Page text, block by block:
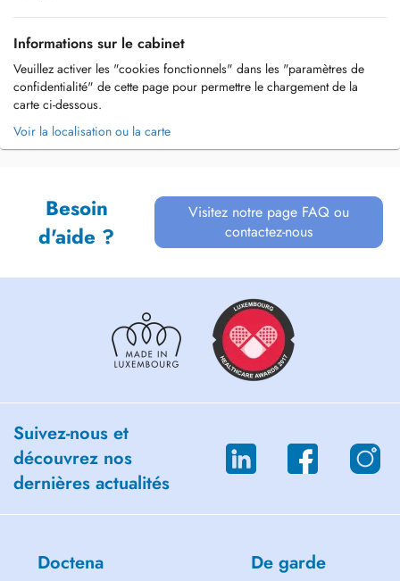
Informations sur le cabinet
Veuillez activer les "cookies fonctionnels" dans les "paramètres de
confidentialité" de cette page pour permettre le chargement de la
carte ci-dessous.
Voir la localisation ou la carte
Besoin
d'aide ?
Visitez notre page FAQ ou
contactez-nous
Suivez-nous et
découvrez nos
dernières actualités
Doctena De garde